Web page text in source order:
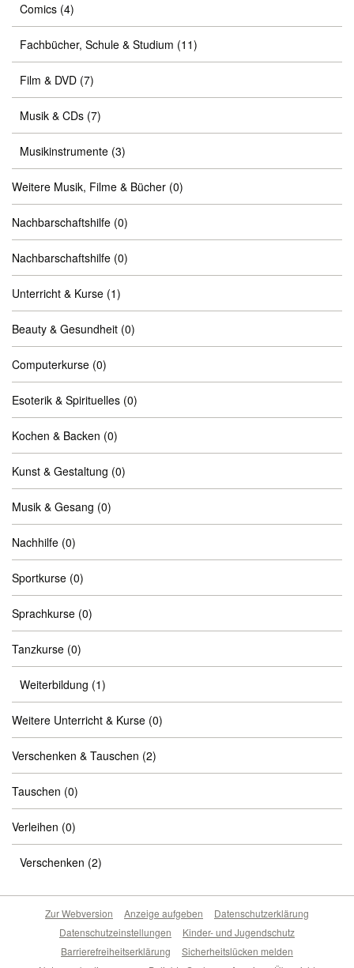
Comics (4)
Fachbücher, Schule & Studium (11)
Film & DVD (7)
Musik & CDs (7)
Musikinstrumente (3)
Weitere Musik, Filme & Bücher (0)
Nachbarschaftshilfe (0)
Nachbarschaftshilfe (0)
Unterricht & Kurse (1)
Beauty & Gesundheit (0)
Computerkurse (0)
Esoterik & Spirituelles (0)
Kochen & Backen (0)
Kunst & Gestaltung (0)
Musik & Gesang (0)
Nachhilfe (0)
Sportkurse (0)
Sprachkurse (0)
Tanzkurse (0)
Weiterbildung (1)
Weitere Unterricht & Kurse (0)
Verschenken & Tauschen (2)
Tauschen (0)
Verleihen (0)
Verschenken (2)
Zur Webversion Anzeige aufgeben
Datenschutzerklärung
Datenschutzeinstellungen
Kinder- und Jugendschutz
Barrierefreiheitserklärung
Sicherheitslücken melden